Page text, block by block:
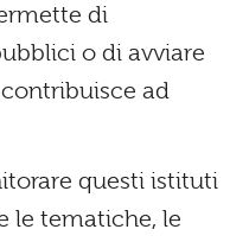
di
o di avviare
ad
questi istituti
le tematiche, le